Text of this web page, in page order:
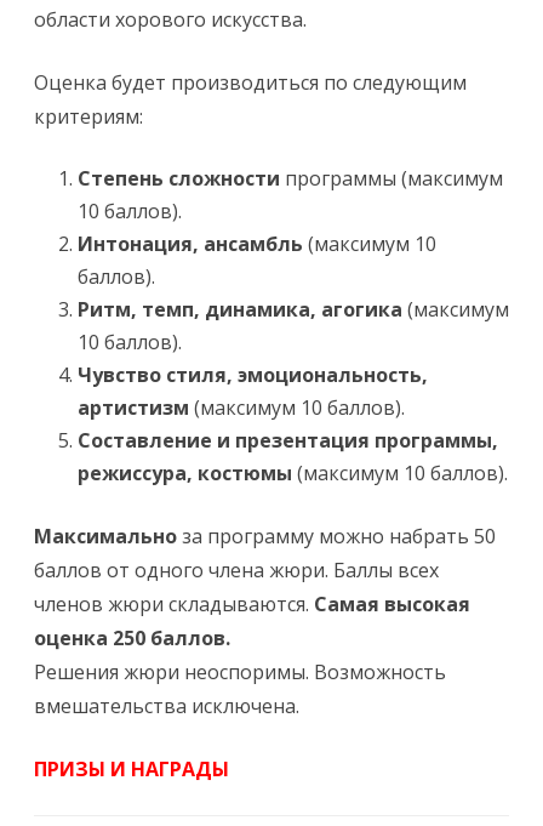
области хорового искусства.
Оценка будет производиться по следующим
критериям:
Степень сложности программы (максимум
10 баллов).
Интонация, ансамбль (максимум 10
баллов).
Ритм, темп, динамика, агогика (максимум
10 баллов).
Чувство стиля, эмоциональность,
артистизм (максимум 10 баллов).
Составление и презентация программы,
режиссура, костюмы (максимум 10 баллов).
Максимальноза программу можно набрать 50
баллов от одного члена жюри. Баллы всех
членов жюри складываются. Самая высокая
оценка 250 баллов.
Решения жюри неоспоримы. Возможность
вмешательства исключена.
ПРИЗЫ И НАГРАДЫ